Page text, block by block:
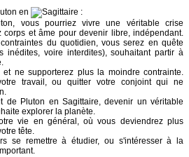
en
:
vous pourriez vivre une véritable crise
corps et âme pour devenir libre, indépendant.
du quotidien, vous serez en quête
inédites, voire interdites), souhaitant partir à
ne supporterez plus la moindre contrainte.
travail, ou quitter votre conjoint qui ne
de Pluton en Sagittaire, devenir un véritable
explorer la planète.
vie en général, où vous deviendrez plus
tête.
se remettre à étudier, ou s'intéresser à la